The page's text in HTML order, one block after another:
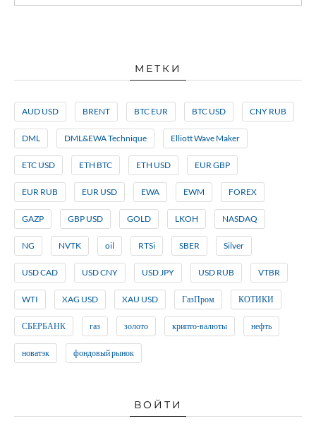
МЕТКИ
AUD USD BRENT BTC EUR BTC USD CNY RUB
DML DML&EWA Technique Elliott Wave Maker
ETC USD ETH BTC ETH USD EUR GBP
EUR RUB EUR USD EWA EWM FOREX
GAZP GBP USD GOLD LKOH NASDAQ
NG NVTK oil RTSi SBER Silver
USD CAD USD CNY USD JPY USD RUB VTBR
WTI XAG USD XAU USD ГазПром КОТИКИ
СБЕРБАНК газ золото крипто-валюты нефть
новатэк фондовый рынок
ВОЙТИ